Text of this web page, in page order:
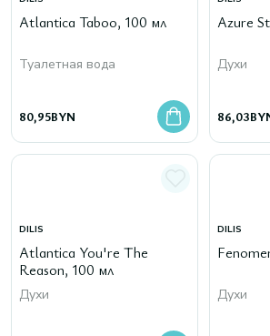
Atlantica Taboo, 100 мл
Туалетная вода
80,95BYN
Azure
Духи
86,03
DILIS
Atlantica You're The
Reason, 100 мл
Духи
DILIS
Духи